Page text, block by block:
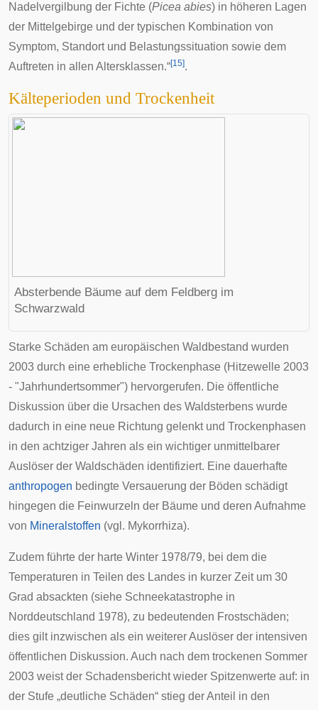
Nadelvergilbung der Fichte (Picea abies) in höheren Lagen
der Mittelgebirge und der typischen Kombination von
Symptom, Standortund Belastungssituation sowie dem
Auftreten in allen Altersklassen.“[15].
Kälteperioden und Trockenheit
Absterbende Bäume auf dem Feldberg im
Schwarzwald
Starke Schäden am europäischen Waldbestand wurden
2003 durch eine erhebliche Trockenphase (Hitzewelle 2003
- "Jahrhundertsommer") hervorgerufen. Die öffentliche
Diskussion über die Ursachen des Waldsterbens wurde
dadurch in eine neue Richtung gelenkt und Trockenphasen
in den achtziger Jahren als ein wichtiger unmittelbarer
Auslöser der Waldschäden identifiziert. Eine dauerhafte
anthropogen bedingte Versauerung der Böden schädigt
hingegen die Feinwurzeln der Bäume und deren Aufnahme
von Mineralstoffen (vgl. Mykorrhiza).
Zudem führte der harte Winter 1978/79, bei dem die
Temperaturen in Teilen des Landes in kurzer Zeit um 30
Grad absackten (siehe Schneekatastrophe in
Norddeutschland 1978), zu bedeutenden Frostschäden;
dies gilt inzwischen als ein weiterer Auslöser der intensiven
öffentlichen Diskussion. Auch nach dem trockenen Sommer
2003 weist der Schadensbericht wieder Spitzenwerte auf: in
der Stufe „deutliche Schäden“ stieg der Anteil in den